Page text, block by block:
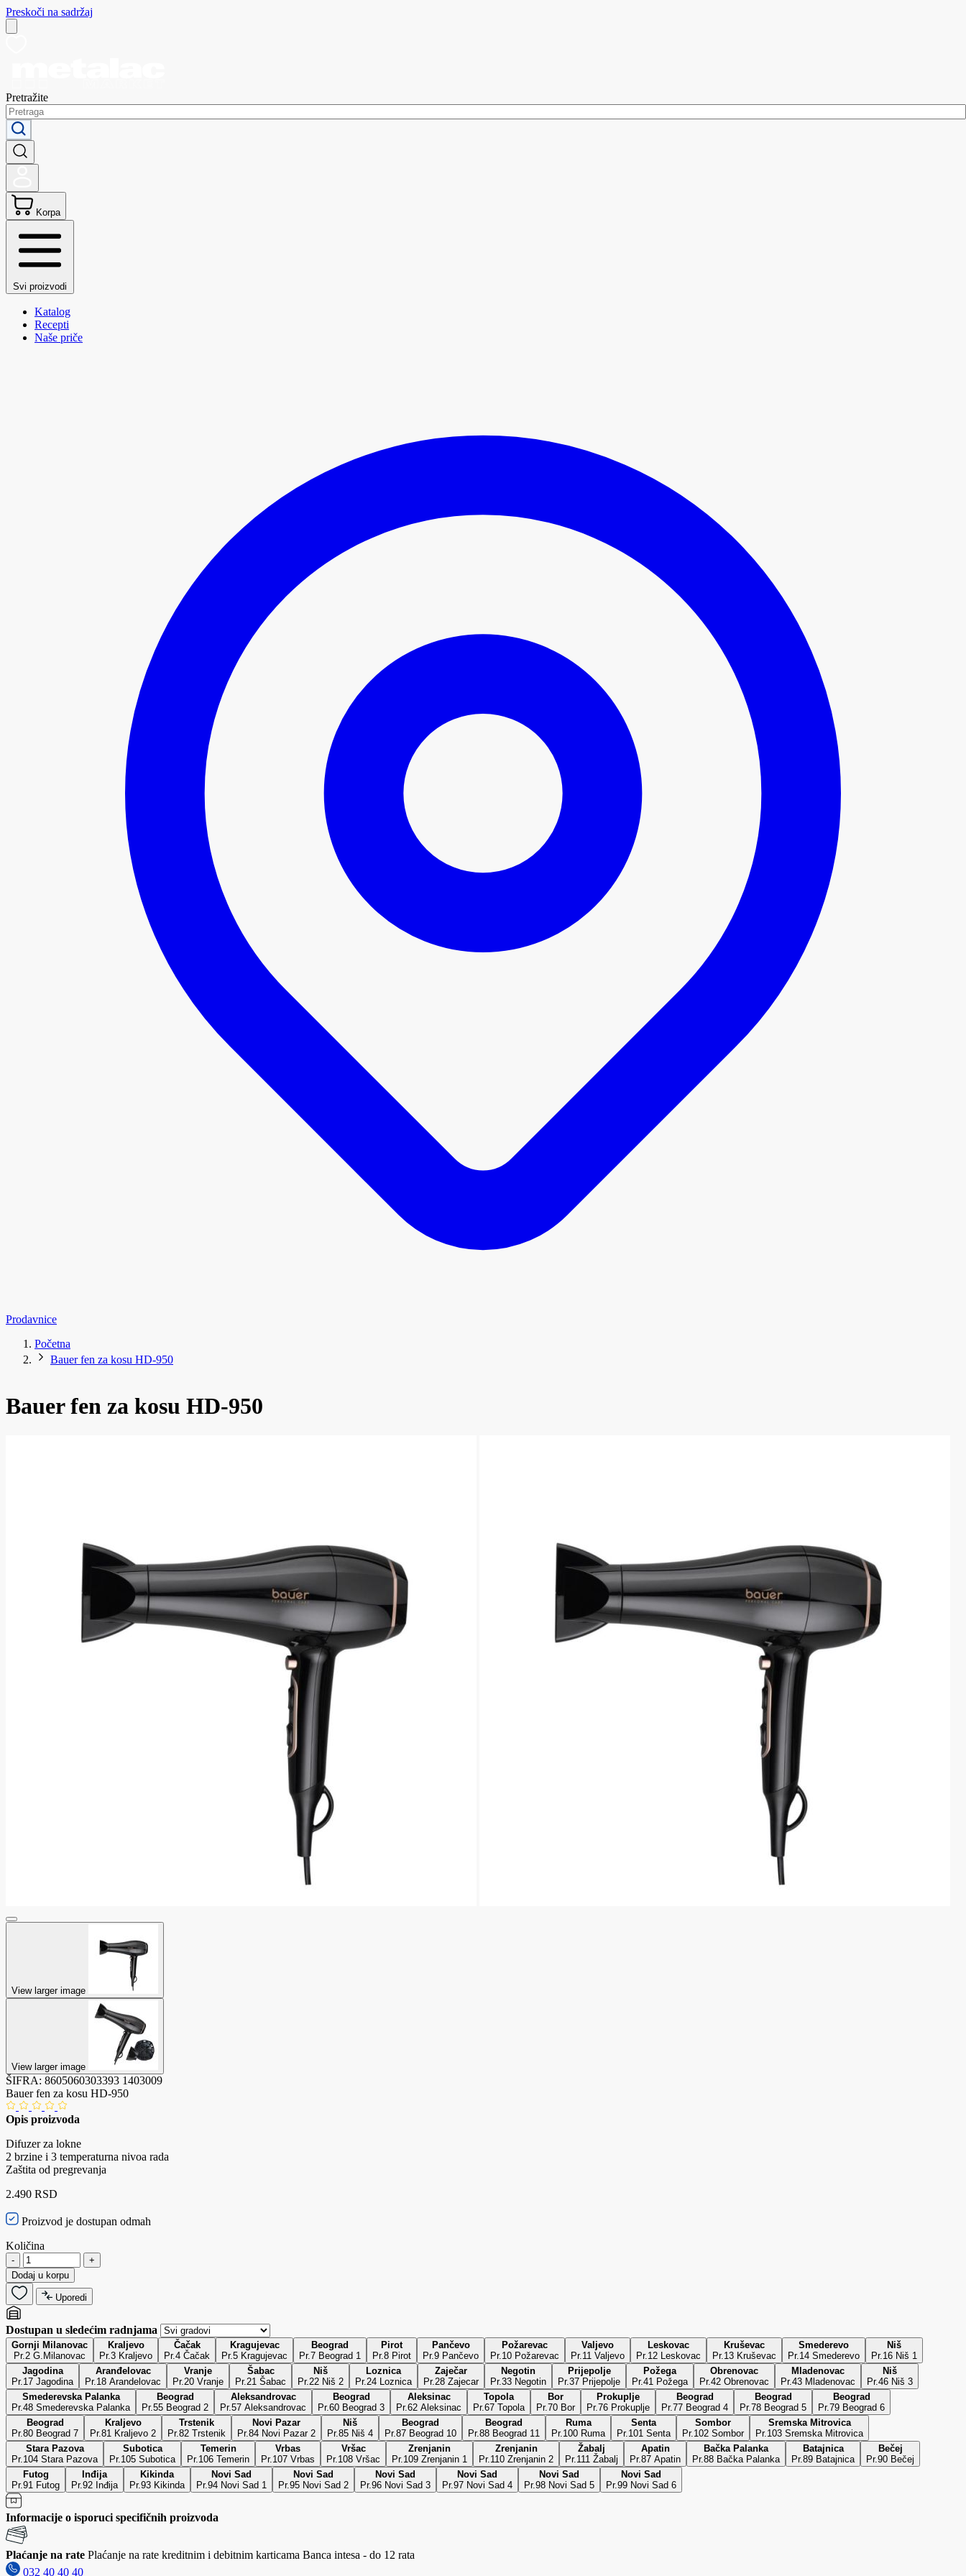
Preskoči na sadržaj
Pretražite
Korpa
Svi proizvodi
Katalog
Recepti
Naše priče
Prodavnice
Početna
Bauer fen za kosu HD-950
Bauer fen za kosu HD-950
View larger image
View larger image
ŠIFRA: 8605060303393 1403009
Bauer fen za kosu HD-950
Opis proizvoda
Difuzer za lokne
2 brzine i 3 temperaturna nivoa rada
Zaštita od pregrevanja
2.490 RSD
Proizvod je dostupan odmah
Količina
-
+
Dodaj u korpu
Uporedi
Dostupan u sledećim radnjama
Gornji Milanovac
Pr.2 G.Milanovac
Kraljevo
Pr.3 Kraljevo
Čačak
Pr.4 Čačak
Kragujevac
Pr.5 Kragujevac
Beograd
Pr.7 Beograd 1
Pirot
Pr.8 Pirot
Pančevo
Pr.9 Pančevo
Požarevac
Pr.10 Požarevac
Valjevo
Pr.11 Valjevo
Leskovac
Pr.12 Leskovac
Kruševac
Pr.13 Kruševac
Smederevo
Pr.14 Smederevo
Niš
Pr.16 Niš 1
Jagodina
Pr.17 Jagodina
Aranđelovac
Pr.18 Arandelovac
Vranje
Pr.20 Vranje
Šabac
Pr.21 Šabac
Niš
Pr.22 Niš 2
Loznica
Pr.24 Loznica
Zaječar
Pr.28 Zajecar
Negotin
Pr.33 Negotin
Prijepolje
Pr.37 Prijepolje
Požega
Pr.41 Požega
Obrenovac
Pr.42 Obrenovac
Mladenovac
Pr.43 Mladenovac
Niš
Pr.46 Niš 3
Smederevska Palanka
Pr.48 Smederevska Palanka
Beograd
Pr.55 Beograd 2
Aleksandrovac
Pr.57 Aleksandrovac
Beograd
Pr.60 Beograd 3
Aleksinac
Pr.62 Aleksinac
Topola
Pr.67 Topola
Bor
Pr.70 Bor
Prokuplje
Pr.76 Prokuplje
Beograd
Pr.77 Beograd 4
Beograd
Pr.78 Beograd 5
Beograd
Pr.79 Beograd 6
Beograd
Pr.80 Beograd 7
Kraljevo
Pr.81 Kraljevo 2
Trstenik
Pr.82 Trstenik
Novi Pazar
Pr.84 Novi Pazar 2
Niš
Pr.85 Niš 4
Beograd
Pr.87 Beograd 10
Beograd
Pr.88 Beograd 11
Ruma
Pr.100 Ruma
Senta
Pr.101 Senta
Sombor
Pr.102 Sombor
Sremska Mitrovica
Pr.103 Sremska Mitrovica
Stara Pazova
Pr.104 Stara Pazova
Subotica
Pr.105 Subotica
Temerin
Pr.106 Temerin
Vrbas
Pr.107 Vrbas
Vršac
Pr.108 Vršac
Zrenjanin
Pr.109 Zrenjanin 1
Zrenjanin
Pr.110 Zrenjanin 2
Žabalj
Pr.111 Žabalj
Apatin
Pr.87 Apatin
Bačka Palanka
Pr.88 Bačka Palanka
Batajnica
Pr.89 Batajnica
Bečej
Pr.90 Bečej
Futog
Pr.91 Futog
Inđija
Pr.92 Inđija
Kikinda
Pr.93 Kikinda
Novi Sad
Pr.94 Novi Sad 1
Novi Sad
Pr.95 Novi Sad 2
Novi Sad
Pr.96 Novi Sad 3
Novi Sad
Pr.97 Novi Sad 4
Novi Sad
Pr.98 Novi Sad 5
Novi Sad
Pr.99 Novi Sad 6
Informacije o isporuci specifičnih proizvoda
Plaćanje na rate Plaćanje na rate kreditnim i debitnim karticama Banca intesa - do 12 rata
032 40 40 40